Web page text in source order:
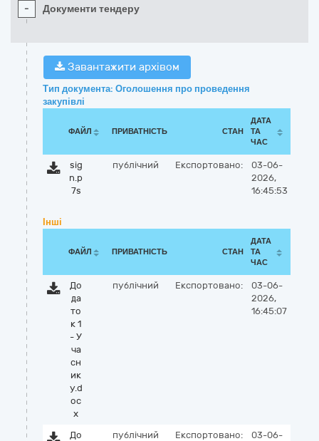
- Документи тендеру
Завантажити архівом
Тип документа: Оголошення про проведення
закупівлі
ФАЙЛ ПРИВАТНІСТЬ СТАН
ДАТА
ТА
ЧАС
sig
n.p
7s
публічний Експортовано:
03-06-
2026,
16:45:53
Інші
ФАЙЛ ПРИВАТНІСТЬ СТАН
ДАТА
ТА
ЧАС
До
да
то
к 1
- У
ча
сн
ик
у.d
oc
x
публічний Експортовано:
03-06-
2026,
16:45:07
До
публічний Експортовано:
03-06-